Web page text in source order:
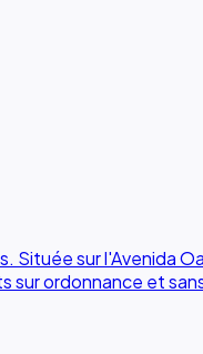
Située sur l'Avenida
sur ordonnance et